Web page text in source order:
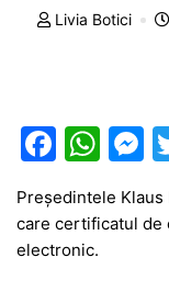
Livia Botici
F
a
c
e
W
at s
Președintele
care certificatul de
electronic.